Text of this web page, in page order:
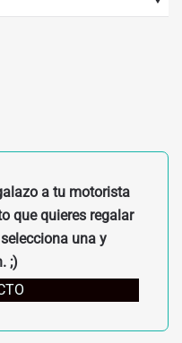
a tu motorista
que quieres regalar
una y
;)